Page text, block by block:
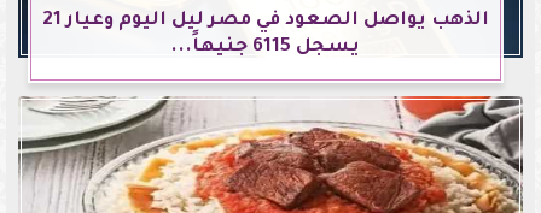
الذهب يواصل الصعود في مصر ليل اليوم وعيار 21
يسجل 6115 جنيهاً...